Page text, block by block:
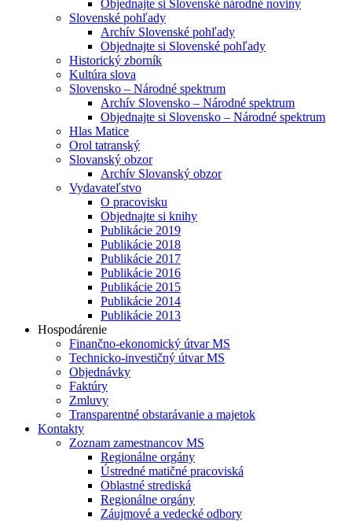
Objednajte si Slovenské národné noviny
Slovenské pohľady
Archív Slovenské pohľady
Objednajte si Slovenské pohľady
Historický zborník
Kultúra slova
Slovensko – Národné spektrum
Archív Slovensko – Národné spektrum
Objednajte si Slovensko – Národné spektrum
Hlas Matice
Orol tatranský
Slovanský obzor
Archív Slovanský obzor
Vydavateľstvo
O pracovisku
Objednajte si knihy
Publikácie 2019
Publikácie 2018
Publikácie 2017
Publikácie 2016
Publikácie 2015
Publikácie 2014
Publikácie 2013
Hospodárenie
Finančno-ekonomický útvar MS
Technicko-investičný útvar MS
Objednávky
Faktúry
Zmluvy
Transparentné obstarávanie a majetok
Kontakty
Zoznam zamestnancov MS
Regionálne orgány
Ústredné matičné pracoviská
Oblastné strediská
Regionálne orgány
Záujmové a vedecké odbory